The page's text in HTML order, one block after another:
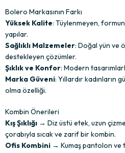
Bolero Markasının Farkı
Yüksek Kalite: Tüylenmeyen,
yapılar.
Sağlıklı Malzemeler: Doğal yün ve
destekleyen çözümler.
Şıklık ve Konfor: Modern
Marka Güveni: Yıllardır kadınların
olma özelliği.
Kombin Önerileri
Kış Şıklığı → Diz üstü etek, uzun
çorabıyla sıcak ve zarif bir kombin.
Ofis Kombini → Kumaş pantolon ve